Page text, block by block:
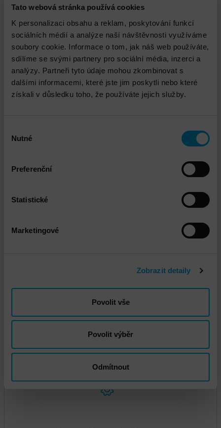
Tato webová stránka používá cookies
K personalizaci obsahu a reklam, poskytování funkcí
sociálních médií a analýze naší návštěvnosti využíváme
soubory cookie. Informace o tom, jak náš web používáte,
sdílíme se svými partnery pro sociální média, inzerci a
analýzy. Partneři tyto údaje mohou zkombinovat s
dalšími informacemi, které jste jim poskytli nebo které
získali v důsledku toho, že používáte jejich služby.
souhlasu
Nutné
Preferenční
Statistické
Marketingové
Zobrazit detaily
Povolit vše
Povolit výběr
Odmítnout
Opentext a NetIQ Komplexní podpora systémů